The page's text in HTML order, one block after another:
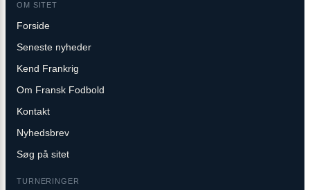
OM SITET
Forside
Seneste nyheder
Kend Frankrig
Om Fransk Fodbold
Kontakt
Nyhedsbrev
Søg på sitet
TURNERINGER